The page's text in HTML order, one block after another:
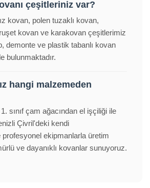
çeşitleriniz var?
kovan, polen tuzaklı kovan,
kovan ve karakovan çeşitlerimiz
demonte ve plastik tabanlı kovan
bulunmaktadır.
hangi malzemeden
sınıf çam ağacından el işçiliği ile
Çivril'deki kendi
profesyonel ekipmanlarla üretim
ve dayanıklı kovanlar sunuyoruz.